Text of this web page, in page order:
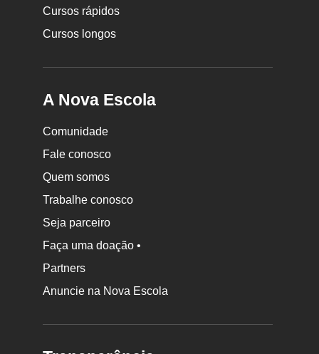
Cursos rápidos
Cursos longos
A Nova Escola
Comunidade
Fale conosco
Quem somos
Trabalhe conosco
Seja parceiro
Faça uma doação •
Partners
Anuncie na Nova Escola